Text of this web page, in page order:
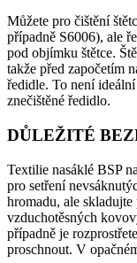
Můžete pro čištění
případně S6006), ale
pod objímku štětce.
takže před započetím
ředidle. To není
znečištěné ředidlo.
DŮLEŽITÉ
Textilie nasáklé BSP
pro setření
hromadu, ale
vzduchotěsných
případně je
proschnout. V